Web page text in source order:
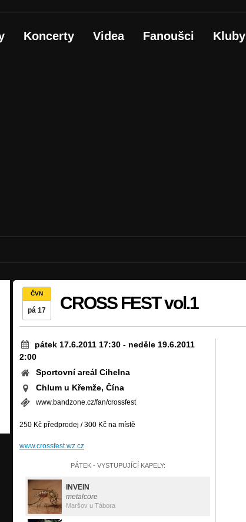
Koncerty Videa Fanoušci Kluby
ČVN
pá 17 CROSS FEST vol.1
pátek 17.6.2011 17:30 - neděle 19.6.2011
2:00
Sportovní areál Cihelna
Chlum u Křemže, Čína
www.bandzone.cz/fan/crossfest
250 Kč předprodej / 300 Kč na místě
www.crossfest.wz.cz
PÁTEK - VYSTUPUJÍCÍ KAPELY:
INVEIN
metalcore
Maršov u Tábora